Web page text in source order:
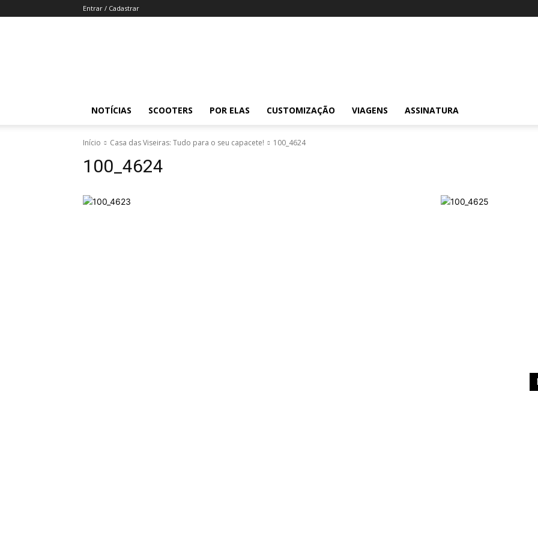
Entrar / Cadastrar
NOTÍCIAS SCOOTERS POR ELAS CUSTOMIZAÇÃO VIAGENS ASSINATURA
Início Casa das Viseiras: Tudo para o seu capacete! 100_4624
100_4624